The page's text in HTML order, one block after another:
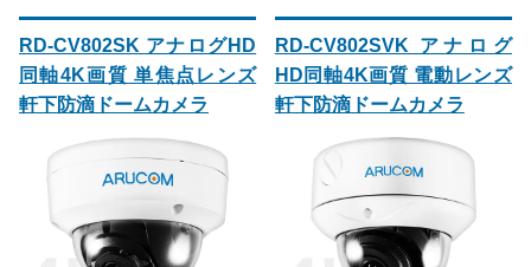
RD-CV802SK アナログHD
同軸4K画質 単焦点レンズ
軒下防滴ドームカメラ
RD-CV802SVK アナログ
HD同軸4K画質 電動レンズ
軒下防滴ドームカメラ